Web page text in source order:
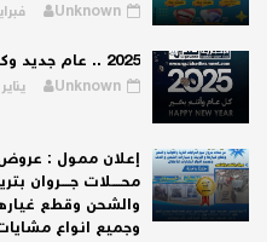
Unknown فبراير 12, 2025
2025 .. عام جديد وكل عام وأنتم بخير
Unknown يناير 01, 2025
إعلان ممول : عروض
محــــلات جــــروان
والشحن وقطع غيارها
وجميع انواع مشايات